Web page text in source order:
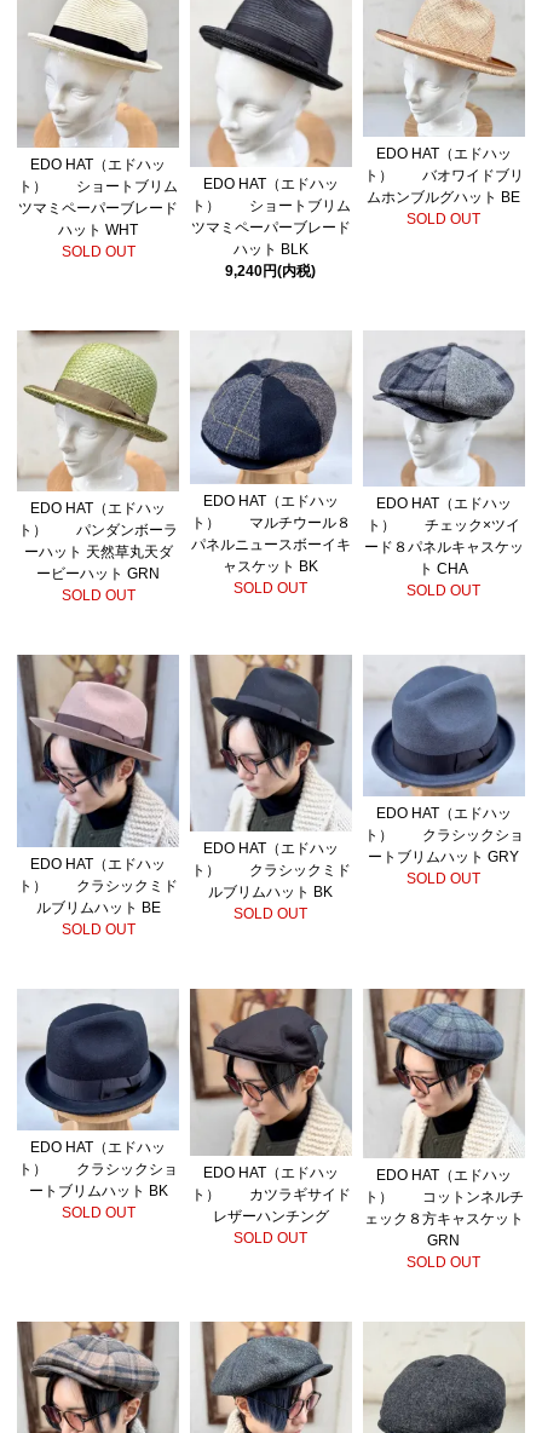
EDO HAT（エドハッ
ト） ショートブリム
ツマミペーパーブレード
ハット WHT
SOLD OUT
EDO HAT（エドハッ
ト） ショートブリム
ツマミペーパーブレード
ハット BLK
9,240円(内税)
EDO HAT（エドハッ
ト） バオワイドブリ
ムホンブルグハット BE
SOLD OUT
EDO HAT（エドハッ
ト） パンダンボーラ
ーハット 天然草丸天ダ
ービーハット GRN
SOLD OUT
EDO HAT（エドハッ
ト） マルチウール８
パネルニュースボーイキ
ャスケット BK
SOLD OUT
EDO HAT（エドハッ
ト） チェック×ツイ
ード８パネルキャスケッ
ト CHA
SOLD OUT
EDO HAT（エドハッ
ト） クラシックミド
ルブリムハット BE
SOLD OUT
EDO HAT（エドハッ
ト） クラシックミド
ルブリムハット BK
SOLD OUT
EDO HAT（エドハッ
ト） クラシックショ
ートブリムハット GRY
SOLD OUT
EDO HAT（エドハッ
ト） クラシックショ
ートブリムハット BK
SOLD OUT
EDO HAT（エドハッ
ト） カツラギサイド
レザーハンチング
SOLD OUT
EDO HAT（エドハッ
ト） コットンネルチ
ェック８方キャスケット
GRN
SOLD OUT